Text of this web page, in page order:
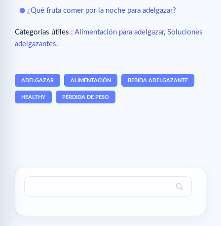
¿Qué fruta comer por la noche para adelgazar?
Categorías útiles : Alimentación para adelgazar, Soluciones
adelgazantes.
ADELGAZAR ALIMENTACIÓN BEBIDA ADELGAZANTE
HEALTHY PÉRDIDA DE PESO